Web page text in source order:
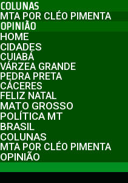
COLUNAS
MTA POR CLÉO PIMENTA
OPINIÃO
HOME
CIDADES
CUIABÁ
VÁRZEA GRANDE
PEDRA PRETA
CÁCERES
FELIZ NATAL
MATO GROSSO
POLÍTICA MT
BRASIL
COLUNAS
MTA POR CLÉO PIMENTA
OPINIÃO